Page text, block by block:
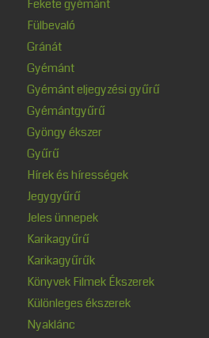
Fekete gyémánt
Fülbevaló
Gránát
Gyémánt
Gyémánt eljegyzési gyűrű
Gyémántgyűrű
Gyöngy ékszer
Gyűrű
Hírek és hírességek
Jegygyűrű
Jeles ünnepek
Karikagyűrű
Karikagyűrűk
Könyvek Filmek Ékszerek
Különleges ékszerek
Nyaklánc